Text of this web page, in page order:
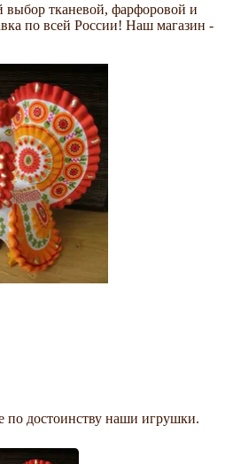
тканевой, фарфоровой и
по всей России! Наш магазин -
по достоинству наши игрушки.